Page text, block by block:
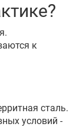
к
сталь.
условий -